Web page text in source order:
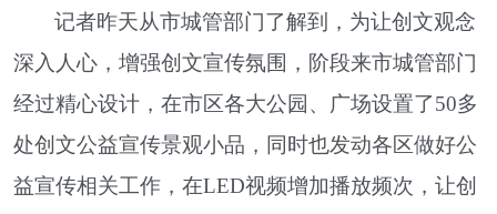
记者昨天从市城管部门了解到，为让创文观念
深入人心，增强创文宣传氛围，阶段来市城管部门
经过精心设计，在市区各大公园、广场设置了50多
处创文公益宣传景观小品，同时也发动各区做好公
益宣传相关工作，在LED视频增加播放频次，让创